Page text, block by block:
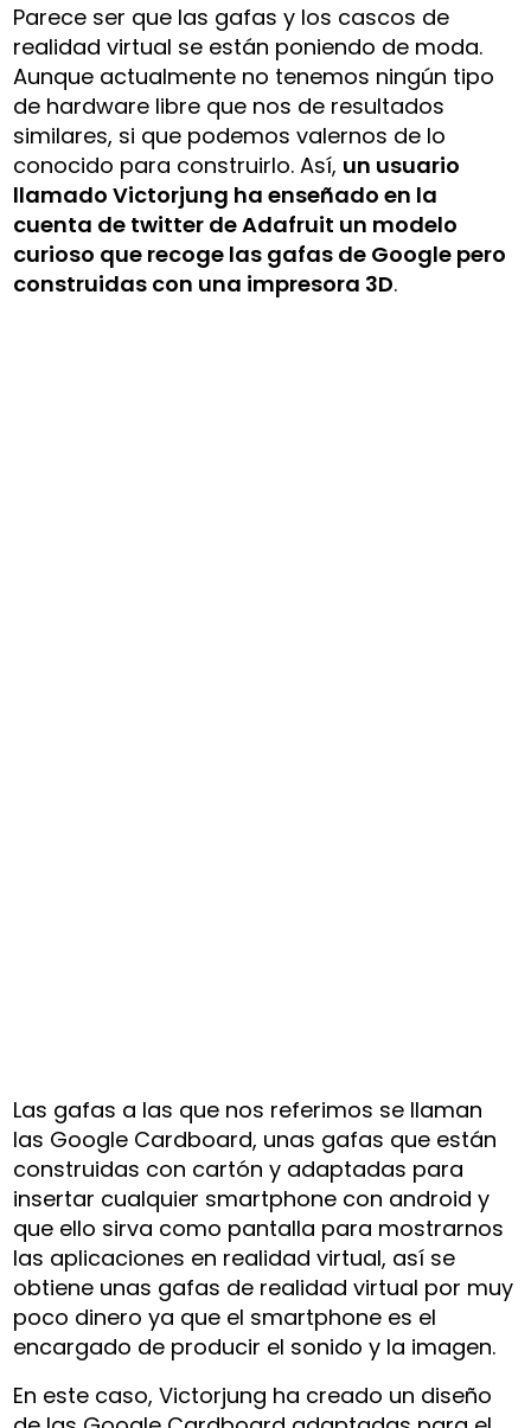
Parece ser que las gafas y los cascos de
realidad virtual se están poniendo de moda.
Aunque actualmente no tenemos ningún tipo
de hardware libre que nos de resultados
similares, si que podemos valernos de lo
conocido para construirlo. Así, un usuario
llamado Victorjung ha enseñado en la
cuenta de twitter de Adafruit un modelo
curioso que recoge las gafas de Google pero
construidas con una impresora 3D.
Las gafas a las que nos referimos se llaman
las Google Cardboard, unas gafas que están
construidas con cartón y adaptadas para
insertar cualquier smartphone con android y
que ello sirva como pantalla para mostrarnos
las aplicaciones en realidad virtual, así se
obtiene unas gafas de realidad virtual por muy
poco dinero ya que el smartphone es el
encargado de producir el sonido y la imagen.
En este caso, Victorjung ha creado un diseño